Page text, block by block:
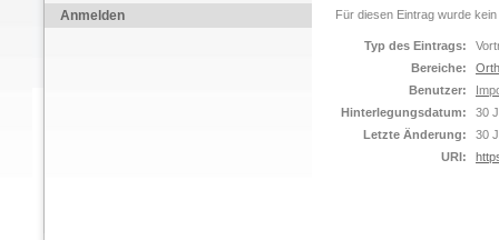
Anmelden
Für diesen Eintrag wurde
Typ des Eintrags:
Bereiche:
Benutzer:
Hinterlegungsdatum:
30
Letzte Änderung:
30
URI: